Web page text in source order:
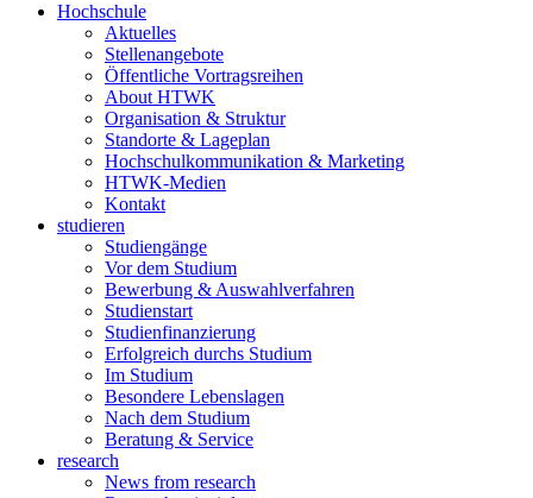
Hochschule
Aktuelles
Stellenangebote
Öffentliche Vortragsreihen
About HTWK
Organisation & Struktur
Standorte & Lageplan
Hochschulkommunikation & Marketing
HTWK-Medien
Kontakt
studieren
Studiengänge
Vor dem Studium
Bewerbung & Auswahlverfahren
Studienstart
Studienfinanzierung
Erfolgreich durchs Studium
Im Studium
Besondere Lebenslagen
Nach dem Studium
Beratung & Service
research
News from research